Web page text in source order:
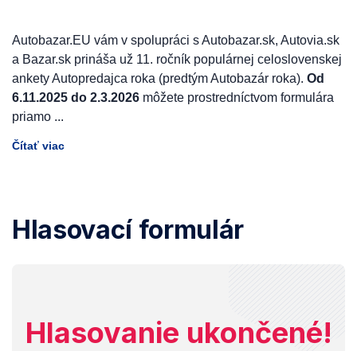
Autobazar.EU vám v spolupráci s Autobazar.sk, Autovia.sk
a Bazar.sk prináša už 11. ročník populárnej celoslovenskej
ankety Autopredajca roka (predtým Autobazár roka). Od
6.11.2025 do 2.3.2026 môžete prostredníctvom formulára
priamo ...
Čítať viac
Hlasovací formulár
Hlasovanie ukončené!